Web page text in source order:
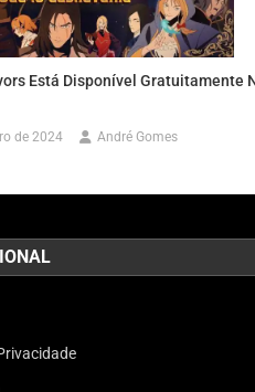
Está Disponível Gratuitamente
de 2024 André Gomes